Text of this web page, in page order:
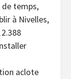
de temps,
à Nivelles,
aclote